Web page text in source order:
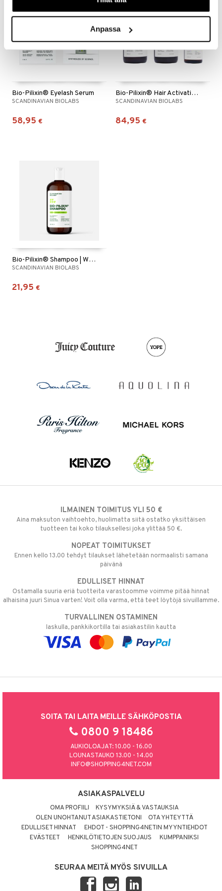
Anpassa
Bio-Pilixin® Eyelash Serum
SCANDINAVIAN BIOLABS
58,95 €
Bio-Pilixin® Hair Activation Routine | Women
SCANDINAVIAN BIOLABS
84,95 €
Bio-Pilixin® Shampoo | Women
SCANDINAVIAN BIOLABS
21,95 €
ILMAINEN TOIMITUS YLI 50 €
Aina maksuton vaihtoehto, huolimatta siitä ostatko yksittäisen
tuotteen tai koko tilauksellesi joka ylittää 50 €.
NOPEAT TOIMITUKSET
Ennen kello 13.00 tehdyt tilaukset lähetetään normaalisti samana
päivänä
EDULLISET HINNAT
Ostamalla suuria eriä tuotteita varastoomme voimme pitää hinnat
alhaisina juuri Sinua varten! Voit olla varma, että teet löytöjä sivuillamme.
TURVALLINEN OSTAMINEN
laskulla, pankkikortilla tai asiakastilin kautta
SOITA TAI LAITA MEILLE SÄHKÖPOSTIA
0800 9 18486
AUKIOLOAJAT: 10.00 - 16.00
LOUNASTAUKO 13.00 - 14.00
INFO@SHOPPING4NET.COM
ASIAKASPALVELU
OMA PROFIILI
KYSYMYKSIÄ & VASTAUKSIA
OLEN UNOHTANUT ASIAKASTIETONI
OTA YHTEYTTÄ
EDULLISET HINNAT
EHDOT - SHOPPING4NETIN MYYNTIEHDOT
EVÄSTEET
HENKILÖTIETOJEN SUOJAUS
KUMPPANIKSI
SHOPPING4NET
SEURAA MEITÄ MYÖS SIVUILLA